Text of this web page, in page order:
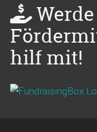
Werde
hilf mit!